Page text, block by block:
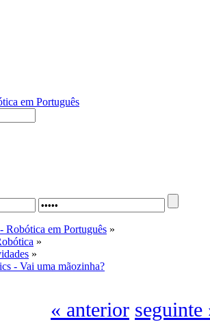
em Português
Robótica em Português »
»
»
- Vai uma mãozinha?
« anterior seguinte